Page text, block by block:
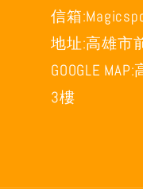
信箱
地址:高雄市
GOOGLE
3樓